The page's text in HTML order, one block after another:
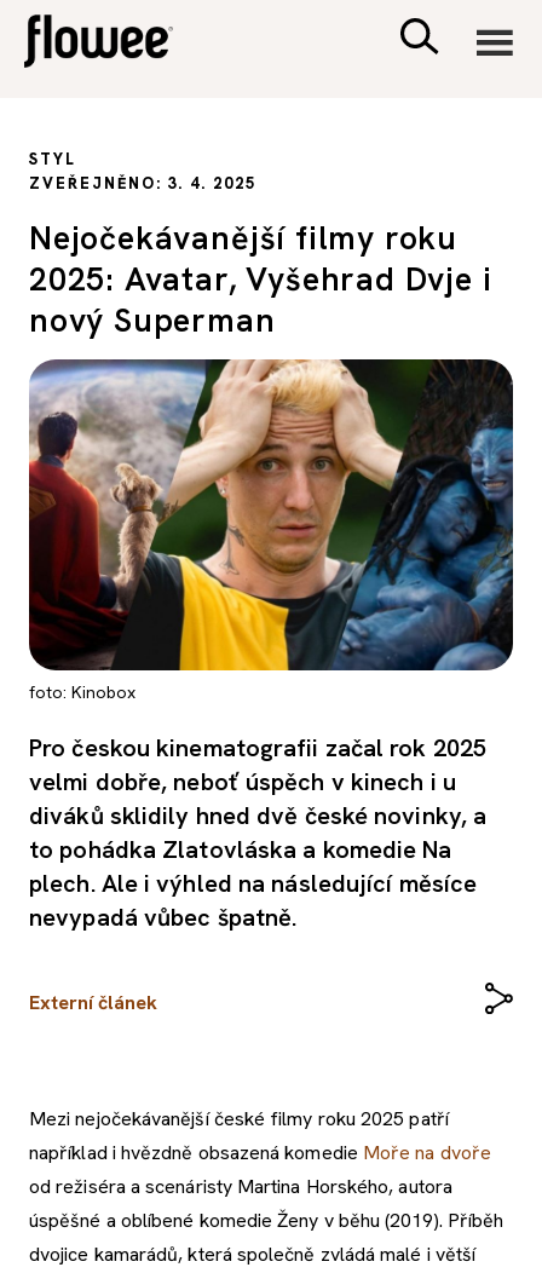
PSYCHOLOGIE
SEX A VZTAHY
PORADNA
STYL
ZVEŘEJNĚNO: 3. 4. 2025
Nejočekávanější filmy roku
2025: Avatar, Vyšehrad Dvje i
nový Superman
foto: Kinobox
Pro českou kinematografii začal rok 2025
velmi dobře, neboť úspěch v kinech i u
diváků sklidily hned dvě české novinky, a
to pohádka Zlatovláska a komedie Na
plech. Ale i výhled na následující měsíce
nevypadá vůbec špatně.
Externí článek
Mezi nejočekávanější české filmy roku 2025 patří
například i hvězdně obsazená komedie Moře na dvoře
od režiséra a scenáristy Martina Horského, autora
úspěšné a oblíbené komedie Ženy v běhu (2019). Příběh
dvojice kamarádů, která společně zvládá malé i větší